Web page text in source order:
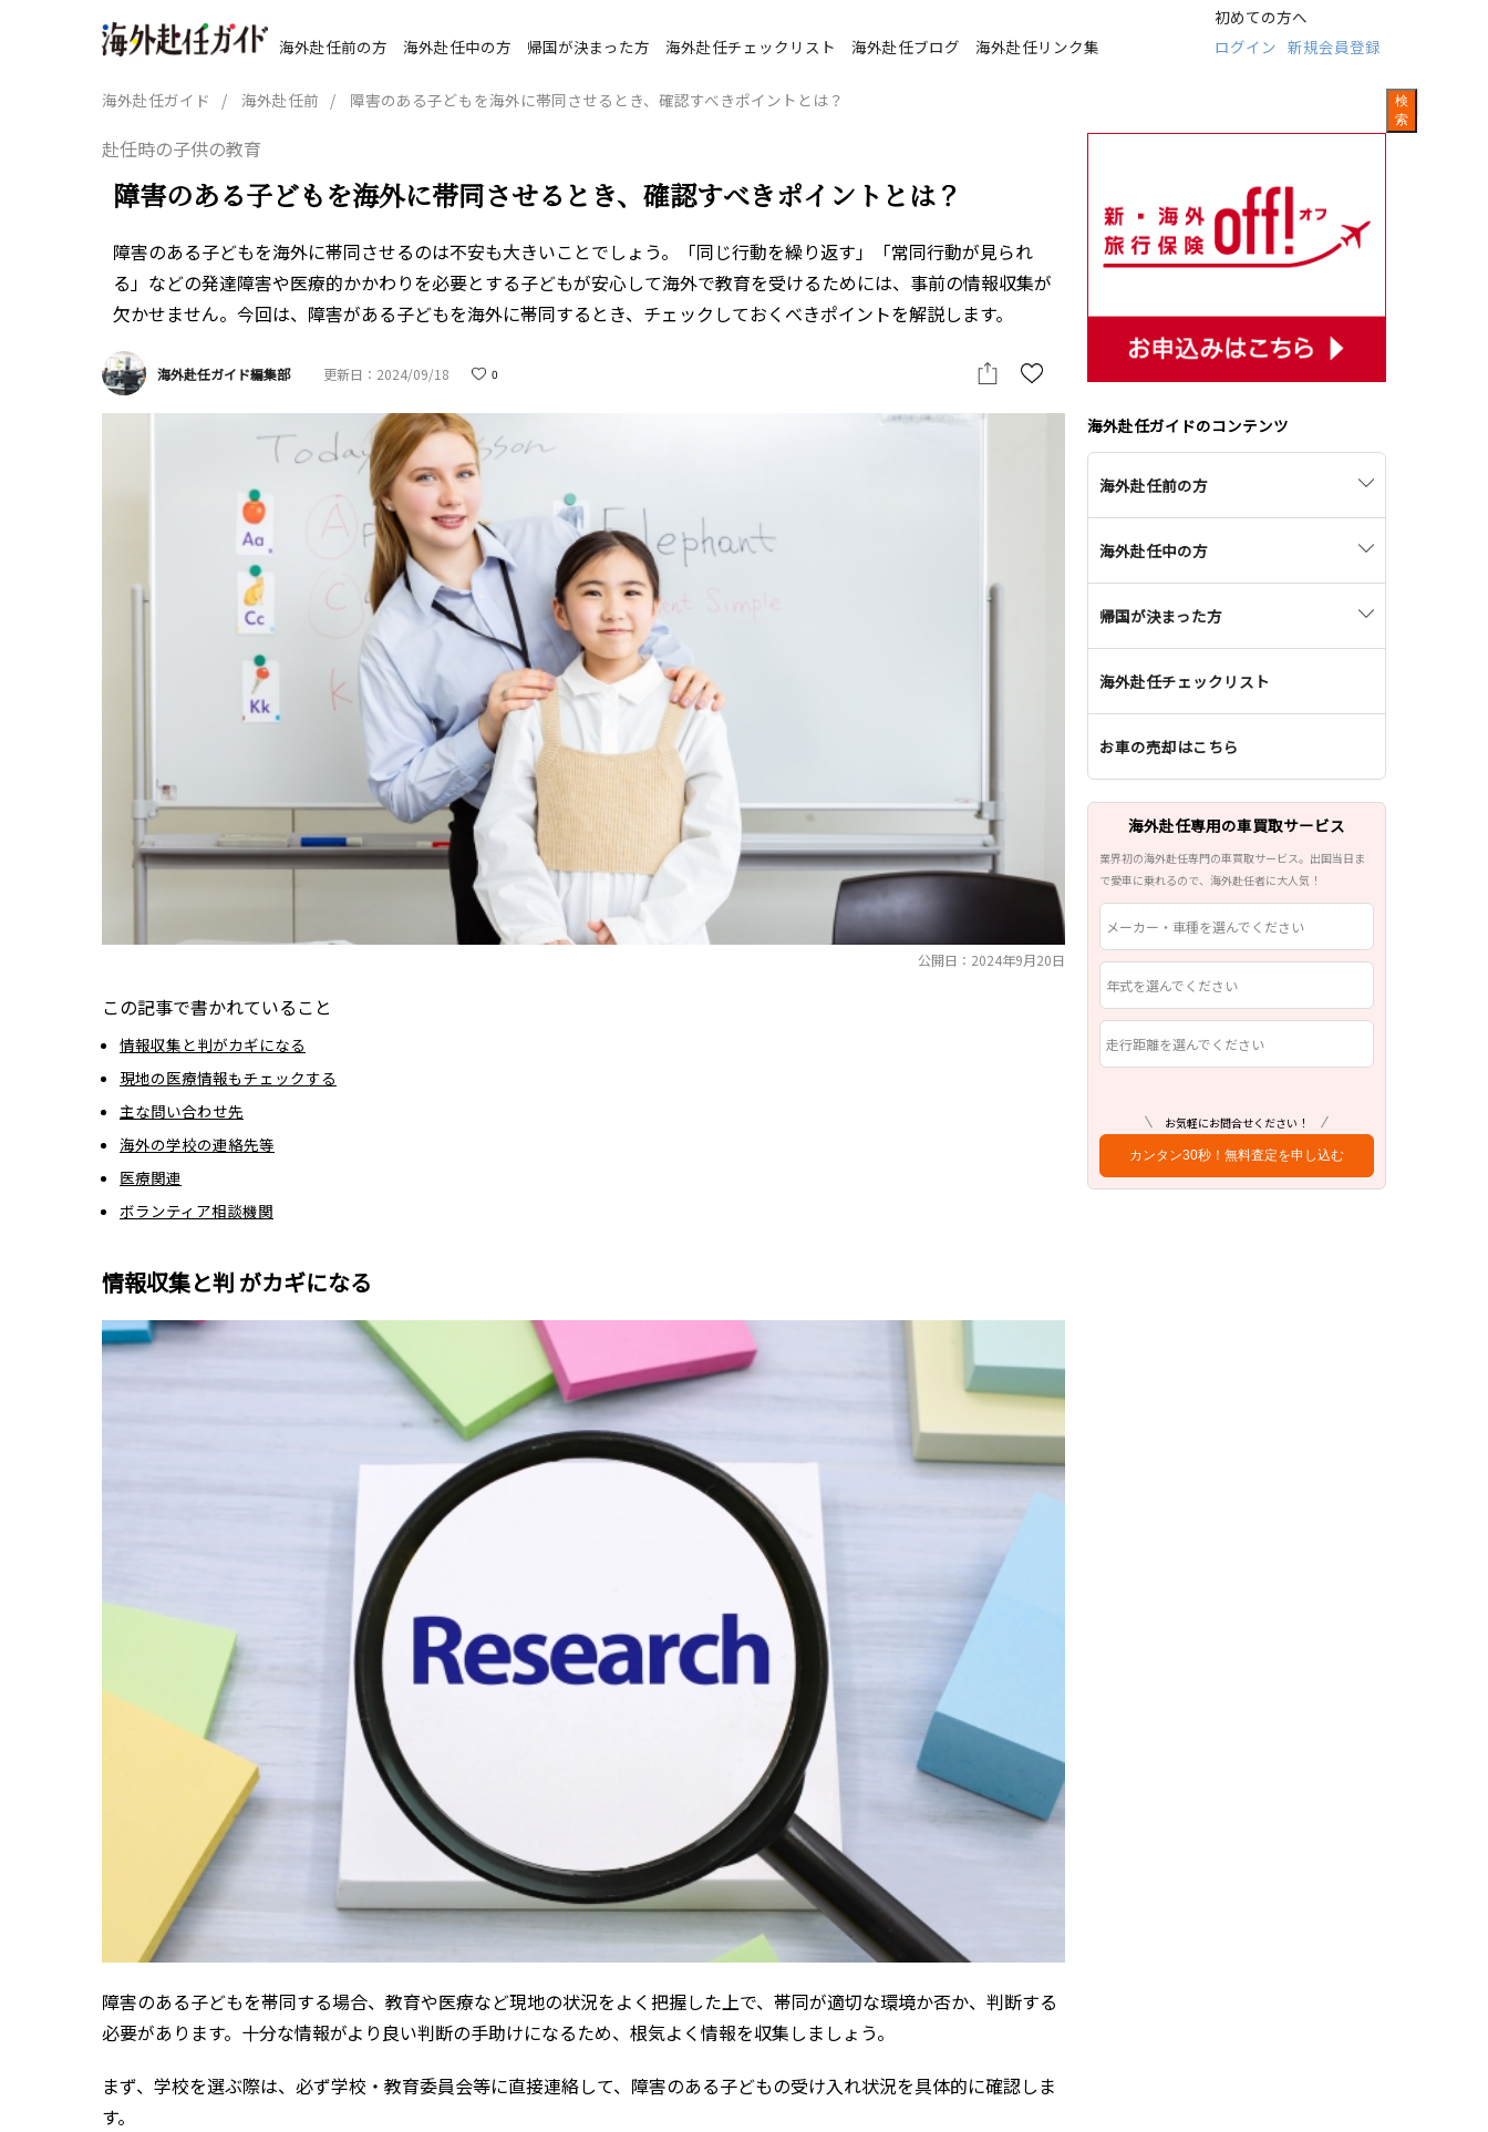
海外赴任前の方
引っ越しの準備 渡航２カ月～１カ月前
子どもの教育 赴任先での生活や文化 渡航２週間前～出発日
海外赴任中の方
帰国が決まった方
帰国後の医療 帰国後 帰国後
帰国後の住宅
海外赴任チェックリスト 海外赴任ブログ 海外赴任リンク集
初めての方へ
ログイン 新規会員登録
海外赴任ガイド 海外赴任前 障害のある子どもを海外に帯同させるとき、確認すべきポイントとは？
検
索
赴任時の子供の教育
障害のある子どもを海外に帯同させるとき、確認すべきポイントとは？
障害のある子どもを海外に帯同させるのは不安も大きいことでしょう。「同じ行動を繰り返す」「常同行動が見られ
る」などの発達障害や医療的かかわりを必要とする子どもが安心して海外で教育を受けるためには、事前の情報収集が
欠かせません。今回は、障害がある子どもを海外に帯同するとき、チェックしておくべきポイントを解説します。
海外赴任ガイド編集部 更新日：2024/09/18 0
公開日：2024年9月20日
この記事で書かれていること
情報収集と判がカギになる
現地の医療情報もチェックする
主な問い合わせ先
海外の学校の連絡先等
医療関連
ボランティア相談機関
情報収集と判 がカギになる
障害のある子どもを帯同する場合、教育や医療など現地の状況をよく把握した上で、帯同が適切な環境か否か、判断する
必要があります。十分な情報がより良い判断の手助けになるため、根気よく情報を収集しましょう。
まず、学校を選ぶ際は、必ず学校・教育委員会等に直接連絡して、障害のある子どもの受け入れ状況を具体的に確認しま
す。
海外赴任ガイドのコンテンツ
海外赴任前の方
海外赴任の準備
赴任に必要な手続き・届け出
渡航前の医療
車の保管・売却
住宅の手続き
子どもの教育
赴任先での生活や文化
海外赴任中の方
赴任先での生活
海外滞在時の子どもの教育
一時帰国の準備
一時帰国中の学校・医療
帰国が決まった方
日本への帰国準備
帰国後に必要な手続き・届け出
帰国の引っ越し準備
帰国後の子供の教育
帰国後の医療
帰国後の生活
帰国後の住宅
海外赴任チェックリスト
お車の売却はこちら
海外赴任専用の車買取サービス
業界初の海外赴任専門の車買取サービス。出国当日ま
で愛車に乗れるので、海外赴任者に大人気！
メーカー・車種を選んでください
年式を選んでください
走行距離を選んでください
お気軽にお問合せください！
カンタン30秒！無料査定を申し込む